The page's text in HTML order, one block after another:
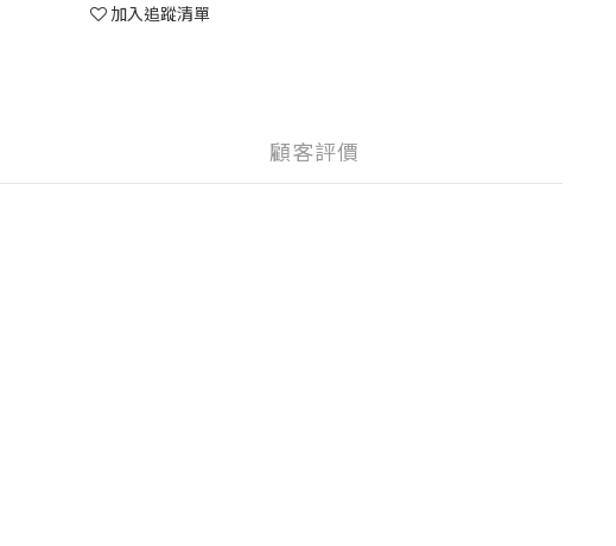
加入追蹤清單
顧客評價